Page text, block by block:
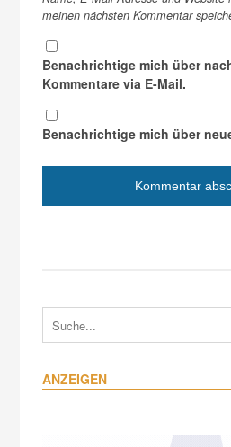
meinen nächsten Kommentar
Benachrichtige mich über
Kommentare via E-Mail.
Benachrichtige mich über
ANZEIGEN